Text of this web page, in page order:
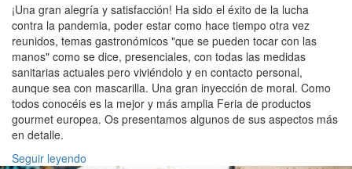
¡Una gran alegría y satisfacción! Ha sido el éxito de la lucha
contra la pandemia, poder estar como hace tiempo otra vez
reunidos, temas gastronómicos "que se pueden tocar con las
manos" como se dice, presenciales, con todas las medidas
sanitarias actuales pero viviéndolo y en contacto personal,
aunque sea con mascarilla. Una gran inyección de moral. Como
todos conocéis es la mejor y más amplia Feria de productos
gourmet europea. Os presentamos algunos de sus aspectos más
en detalle.
Seguir leyendo